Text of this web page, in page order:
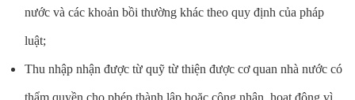
nước và các khoản bồi thường khác theo quy định của pháp
luật;
Thu nhập nhận được từ quỹ từ thiện được cơ quan nhà nước có